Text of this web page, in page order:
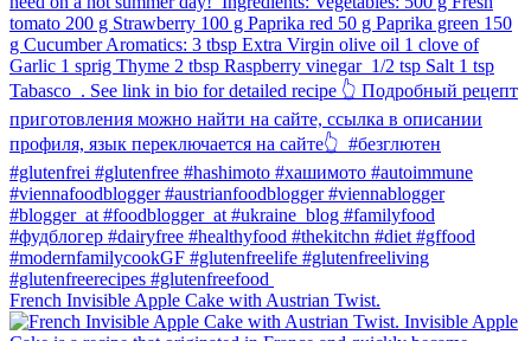
French Invisible Apple Cake with Austrian Twist.⁠